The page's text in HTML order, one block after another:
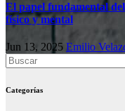
El papel fundamental
físico y mental
Jun 13, 2025 Emilio
Categorías